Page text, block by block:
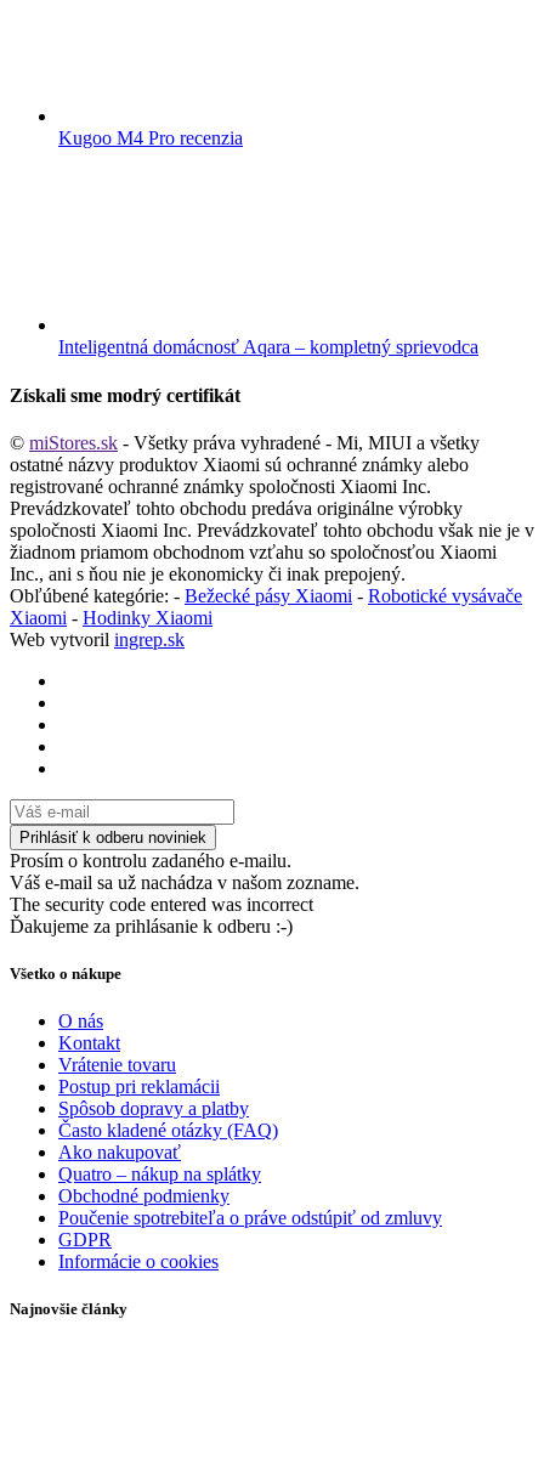
Kugoo M4 Pro recenzia
Inteligentná domácnosť Aqara – kompletný sprievodca
Získali sme modrý certifikát
© miStores.sk - Všetky práva vyhradené - Mi, MIUI a všetky
ostatné názvy produktov Xiaomi sú ochranné známky alebo
registrované ochranné známky spoločnosti Xiaomi Inc.
Prevádzkovateľ tohto obchodu predáva originálne výrobky
spoločnosti Xiaomi Inc. Prevádzkovateľ tohto obchodu však nie je v
žiadnom priamom obchodnom vzťahu so spoločnosťou Xiaomi
Inc., ani s ňou nie je ekonomicky či inak prepojený.
Obľúbené kategórie: - Bežecké pásy Xiaomi - Robotické vysávače
Xiaomi - Hodinky Xiaomi
Web vytvoril ingrep.sk
Prosím o kontrolu zadaného e-mailu.
Váš e-mail sa už nachádza v našom zozname.
The security code entered was incorrect
Ďakujeme za prihlásanie k odberu :-)
Všetko o nákupe
O nás
Kontakt
Vrátenie tovaru
Postup pri reklamácii
Spôsob dopravy a platby
Často kladené otázky (FAQ)
Ako nakupovať
Quatro – nákup na splátky
Obchodné podmienky
Poučenie spotrebiteľa o práve odstúpiť od zmluvy
GDPR
Informácie o cookies
Najnovšie články